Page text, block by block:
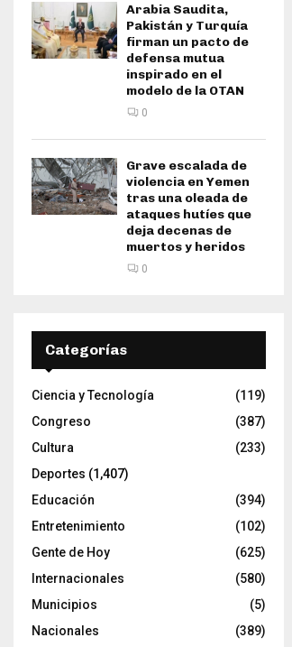
Arabia Saudita,
Pakistán y Turquía
firman un pacto de
defensa mutua
inspirado en el
modelo de la OTAN
0
Grave escalada de
violencia en Yemen
tras una oleada de
ataques hutíes que
deja decenas de
muertos y heridos
0
Categorías
Ciencia y Tecnología
(119)
Congreso
(387)
Cultura
(233)
Deportes (1,407)
Educación
(394)
Entretenimiento
(102)
Gente de Hoy
(625)
Internacionales
(580)
Municipios
(5)
Nacionales
(389)